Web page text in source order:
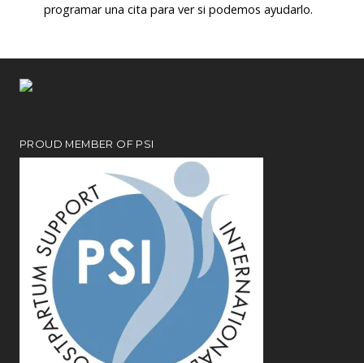
programar una cita para ver si podemos ayudarlo.
PROUD MEMBER OF PSI